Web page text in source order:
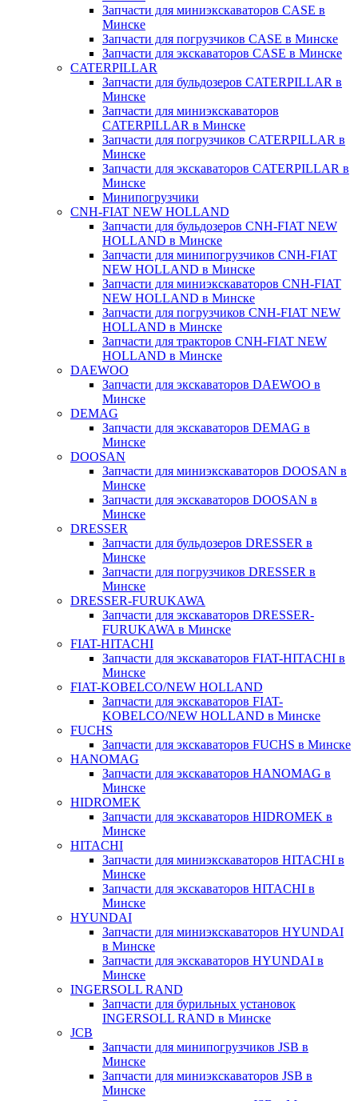
Запчасти для миниэкскаваторов CASE в
Минске
Запчасти для погрузчиков CASE в Минске
Запчасти для экскаваторов CASE в Минске
CATERPILLAR
Запчасти для бульдозеров CATERPILLAR в
Минске
Запчасти для миниэкскаваторов
CATERPILLAR в Минске
Запчасти для погрузчиков CATERPILLAR в
Минске
Запчасти для экскаваторов CATERPILLAR в
Минскe
Минипогрузчики
CNH-FIAT NEW HOLLAND
Запчасти для бульдозеров CNH-FIAT NEW
HOLLAND в Минске
Запчасти для минипогрузчиков CNH-FIAT
NEW HOLLAND в Минске
Запчасти для миниэкскаваторов CNH-FIAT
NEW HOLLAND в Минске
Запчасти для погрузчиков CNH-FIAT NEW
HOLLAND в Минске
Запчасти для тракторов CNH-FIAT NEW
HOLLAND в Минске
DAEWOO
Запчасти для экскаваторов DAEWOO в
Минске
DEMAG
Запчасти для экскаваторов DEMAG в
Минске
DOOSAN
Запчасти для миниэкскаваторов DOOSAN в
Минске
Запчасти для экскаваторов DOOSAN в
Минске
DRESSER
Запчасти для бульдозеров DRESSER в
Минске
Запчасти для погрузчиков DRESSER в
Минске
DRESSER-FURUKAWA
Запчасти для экскаваторов DRESSER-
FURUKAWA в Минске
FIAT-HITACHI
Запчасти для экскаваторов FIAT-HITACHI в
Минске
FIAT-KOBELCO/NEW HOLLAND
Запчасти для экскаваторов FIAT-
KOBELCO/NEW HOLLAND в Минске
FUCHS
Запчасти для экскаваторов FUCHS в Минске
HANOMAG
Запчасти для экскаваторов HANOMAG в
Минске
HIDROMEK
Запчасти для экскаваторов HIDROMEK в
Минске
HITACHI
Запчасти для миниэкскаваторов HITACHI в
Минске
Запчасти для экскаваторов HITACHI в
Минске
HYUNDAI
Запчасти для миниэкскаваторов HYUNDAI
в Минске
Запчасти для экскаваторов HYUNDAI в
Минске
INGERSOLL RAND
Запчасти для бурильных установок
INGERSOLL RAND в Минске
JCB
Запчасти для минипогрузчиков JSB в
Минске
Запчасти для миниэкскаваторов JSB в
Минске